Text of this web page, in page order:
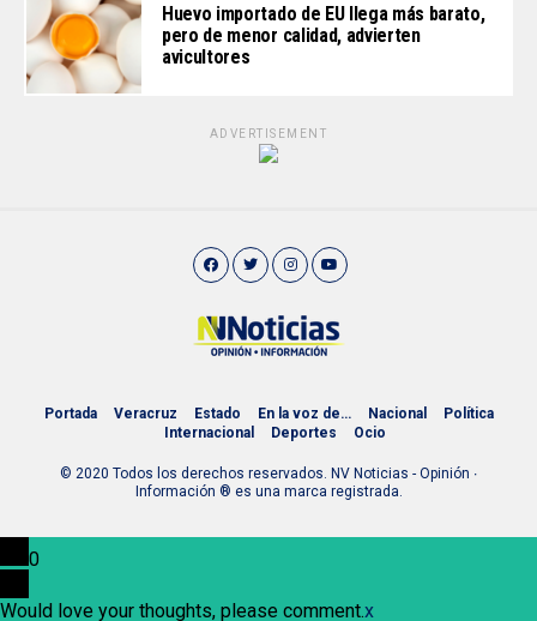
Huevo importado de EU llega más barato,
pero de menor calidad, advierten
avicultores
ADVERTISEMENT
Portada Veracruz Estado En la voz de… Nacional
Política
Internacional
Deportes Ocio
© 2020 Todos los derechos reservados. NV Noticias - Opinión ∙
Información ® es una marca registrada.
0
Would love your thoughts, please comment.x